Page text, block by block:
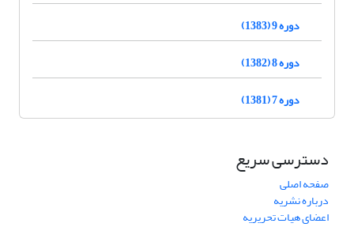
دوره 9 (1383)
دوره 8 (1382)
دوره 7 (1381)
دسترسی سریع
صفحه اصلی
درباره نشریه
اعضای هیات تحریریه